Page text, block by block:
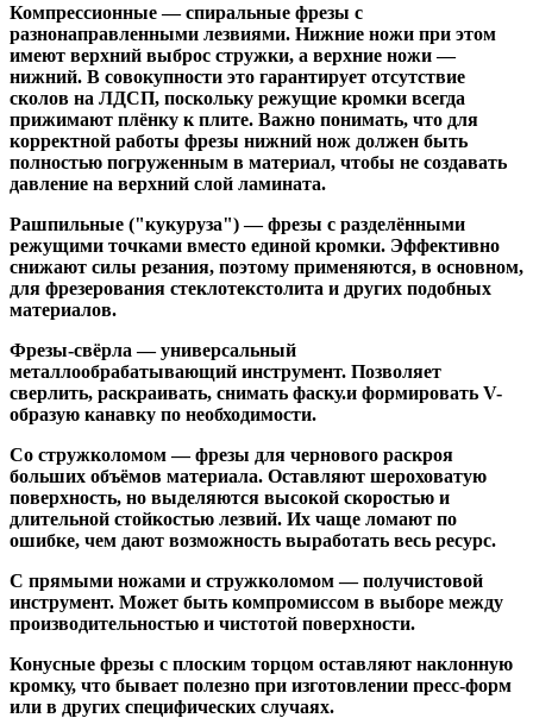
Компрессионные— спиральные фрезы с
разнонаправленными лезвиями. Нижние ножи при этом
имеют верхний выброс стружки, а верхние ножи —
нижний. В совокупности это гарантирует отсутствие
сколов на ЛДСП, поскольку режущие кромки всегда
прижимают плёнку к плите. Важно понимать, что для
корректной работы фрезы нижний нож должен быть
полностью погруженным в материал, чтобы не создавать
давление на верхний слой ламината.
Рашпильные ("кукуруза")— фрезы с разделёнными
режущими точками вместо единой кромки. Эффективно
снижают силы резания, поэтому применяются, в основном,
для фрезерования стеклотекстолита и других подобных
материалов.
Фрезы-свёрла — универсальный
металлообрабатывающий инструмент. Позволяет
сверлить, раскраивать, снимать фаску.и формировать V-
образую канавку по необходимости.
Со стружколомом— фрезы для чернового раскроя
больших объёмов материала. Оставляют шероховатую
поверхность, но выделяются высокой скоростью и
длительной стойкостью лезвий. Их чаще ломают по
ошибке, чем дают возможность выработать весь ресурс.
С прямыми ножами и стружколомом— получистовой
инструмент. Может быть компромиссом в выборе между
производительностью и чистотой поверхности.
Конусные фрезы с плоским торцом оставляют наклонную
кромку, что бывает полезно при изготовлении пресс-форм
или в других специфических случаях.